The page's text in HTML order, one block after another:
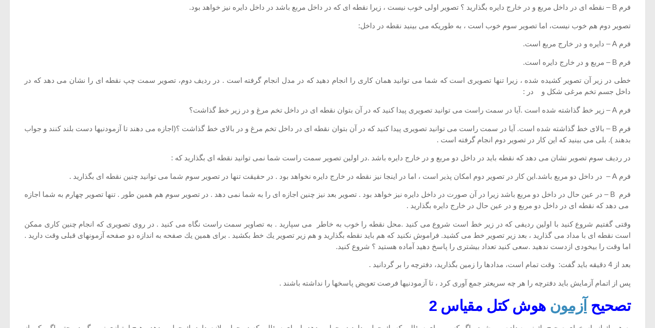
فرم B – نقطه ای در داخل مربع و در خارج دایره بگذارید ؟ تصویر اولی خوب نیست ، زیرا نقطه ای كه در داخل مربع باشد در داخل دایره نیز خواهد بود.
تصویر دوم هم خوب نیست، اما تصویر سوم خوب است ، به طوریكه می بینید نقطه در داخل:
فرم A – دایره و در خارج مربع است.
فرم B – مربع و در خارج دایره است.
خطی در زیر آن تصویر كشیده شده ، زیرا تنها تصویری است كه شما می توانید همان كاری را انجام دهید كه در مدل انجام گرفته است . در ردیف دوم، تصویر سمت چپ نقطه ای را نشان می دهد كه در
داخل جسم تخم مرغی شكل و در :
فرم A – زیر خط گذاشته شده است .آیا در سمت راست می توانید تصویری پیدا كنید كه در آن بتوان نقطه ای در داخل تخم مرغ و در زیر خط گذاشت؟
فرم B – بالای خط گذاشته شده است. آیا در سمت راست می توانید تصویری پیدا كنید كه در آن بتوان نقطه ای در داخل تخم مرغ و در بالای خط گذاشت ؟(اجازه می دهند تا آزمودنیها دست بلند كنند و جواب
بدهند ). بلی می بینید كه این كار در تصویر دوم انجام گرفته است .
در ردیف سوم تصویر نشان می دهد كه نقطه باید در داخل دو مربع و در خارج دایره باشد .در اولین تصویر سمت راست شما نمی توانید نقطه ای بگذارید كه :
فرم A – در داخل دو مربع باشد.این كار در تصویر دوم امكان پذیر است ، اما در اینجا نیز نقطه در خارج دایره نخواهد بود . در حقیقت تنها در تصویر سوم شما می توانید چنین نقطه ای بگذارید .
فرم B – در عین حال در داخل دو مربع باشد زیرا در آن صورت در داخل دایره نیز خواهد بود . تصویر بعد نیز چنین اجازه ای را به شما نمی دهد . در تصویر سوم هم همین طور . تنها تصویر چهارم به شما اجازه
می دهد كه نقطه ای در داخل دو مربع و در عین حال در خارج دایره بگذارید .
وقتی گفتیم شروع كنید با اولین ردیفی كه در زیر خط است شروع می كنید .محل نقطه را خوب به خاطر می سپارید . به تصاویر سمت راست نگاه می كنید . در روی تصویری كه انجام چنین كاری ممكن
است نقطه ای با مداد می گذارید ، بعد زیر تصویر خط می كشید. فراموش نكنید كه هم باید نقطه بگذارید و هم زیر تصویر یك خط بكشید . برای همین یك صفحه به اندازه دو صفحه آزمونهای قبلی وقت دارید .
اما وقت را بیخودی ازدست ندهید .سعی كنید تعداد بیشتری را پاسخ دهید آماده هستید ؟ شروع كنید.
بعد از 4 دقیقه باید گفت: وقت تمام است، مدادها را زمین بگذارید، دفترچه را بر گردانید .
پس از اتمام آزمایش باید دفترچه را هر چه سریعتر جمع آوری كرد ، تا آزمودنیها فرصت تعویض پاسخها را نداشته باشند .
تصحیح آزمون هوش کتل مقیاس 2